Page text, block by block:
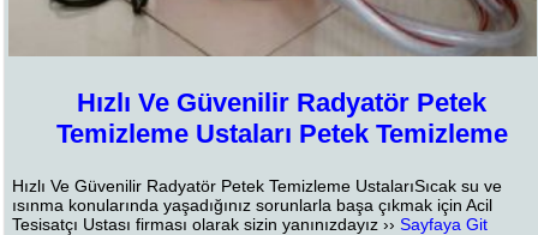
Hızlı Ve Güvenilir Radyatör Petek
Temizleme Ustaları Petek Temizleme
Hızlı Ve Güvenilir Radyatör Petek Temizleme UstalarıSıcak su ve
ısınma konularında yaşadığınız sorunlarla başa çıkmak için Acil
Tesisatçı Ustası firması olarak sizin yanınızdayız ››Sayfaya Git